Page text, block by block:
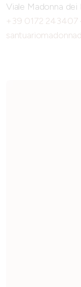
Viale Madonna
+39 0172 243407